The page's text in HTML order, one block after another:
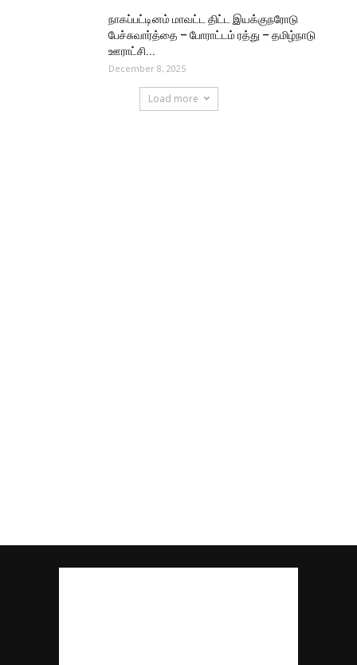
நாகப்பட்டினம் மாவட்ட திட்ட இயக்குநரோடு
பேச்சுவார்த்தை – போராட்டம் ரத்து – தமிழ்நாடு
ஊராட்சி...
December 8, 2025
Load more